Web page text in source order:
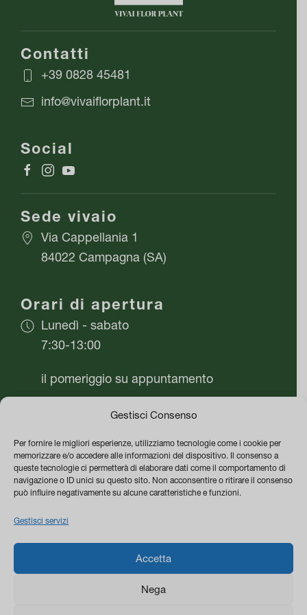
Gestisci Consenso
Per fornire le migliori esperienze, utilizziamo tecnologie come i cookie per
memorizzare e/o accedere alle informazioni del dispositivo. Il consenso a
queste tecnologie ci permetterà di elaborare dati come il comportamento di
navigazione o ID unici su questo sito. Non acconsentire o ritirare il consenso
può influire negativamente su alcune caratteristiche e funzioni.
Gestisci servizi
Accetta
Nega
Contatti
+39 0828 45481
info@vivaiflorplant.it
Social
Sede vivaio
Via Cappellania 1
84022 Campagna (SA)
Orari di apertura
Lunedì - sabato
7:30-13:00
il pomeriggio su appuntamento
Azienda
Vivai Flor Plant di Mario Cafaro
P.IVA 05542480651
PEC vivaiflorplant@pec.it
Termini e Condizioni di vendita